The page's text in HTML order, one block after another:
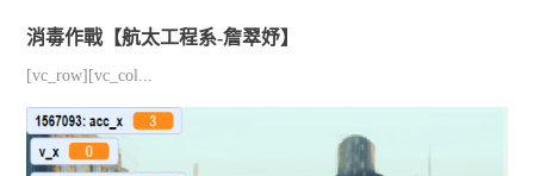
消毒作戰【航太工程系-詹翠妤】
[vc_row][vc_col...